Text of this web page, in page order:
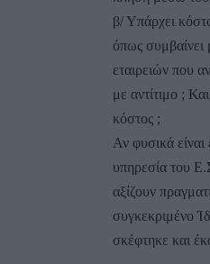
β/ Υπάρχει
όπως συμβαίνει
εταιρειών που
με αντίτιμο ;
κόστος ;
Αν φυσικά
υπηρεσία του
αξίζουν
συγκεκριμένο
σκέφτηκε και